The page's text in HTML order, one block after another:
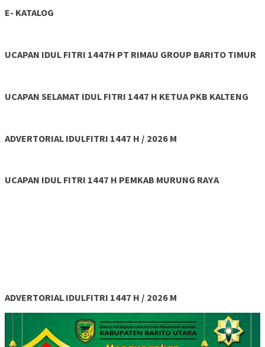
E- KATALOG
UCAPAN IDUL FITRI 1447H PT RIMAU GROUP BARITO TIMUR
UCAPAN SELAMAT IDUL FITRI 1447 H KETUA PKB KALTENG
ADVERTORIAL IDULFITRI 1447 H / 2026 M
UCAPAN IDUL FITRI 1447 H PEMKAB MURUNG RAYA
ADVERTORIAL IDULFITRI 1447 H / 2026 M